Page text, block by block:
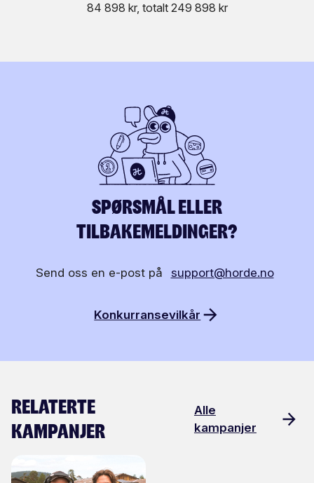
84 898 kr, totalt 249 898 kr
Spørsmål eller
tilbakemeldinger?
Send oss en e-post på support@horde.no
Konkurransevilkår
Relaterte
kampanjer
Alle
kampanjer